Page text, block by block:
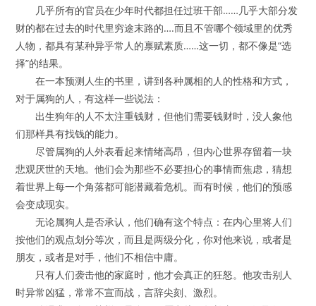
几乎所有的官员在少年时代都担任过班干部……几乎大部分发
财的都在过去的时代里穷途末路的….而且不管哪个领域里的优秀
人物，都具有某种异乎常人的禀赋素质……这一切，都不像是“选
择”的结果。
在一本预测人生的书里，讲到各种属相的人的性格和方式，
对于属狗的人，有这样一些说法：
出生狗年的人不太注重钱财，但他们需要钱财时，没人象他
们那样具有找钱的能力。
尽管属狗的人外表看起来情绪高昂，但内心世界存留着一块
悲观厌世的天地。他们会为那些不必要担心的事情而焦虑，猜想
着世界上每一个角落都可能潜藏着危机。而有时候，他们的预感
会变成现实。
无论属狗人是否承认，他们确有这个特点：在内心里将人们
按他们的观点划分等次，而且是两级分化，你对他来说，或者是
朋友，或者是对手，他们不相信中庸。
只有人们袭击他的家庭时，他才会真正的狂怒。他攻击别人
时异常凶猛，常常不宣而战，言辞尖刻、激烈。